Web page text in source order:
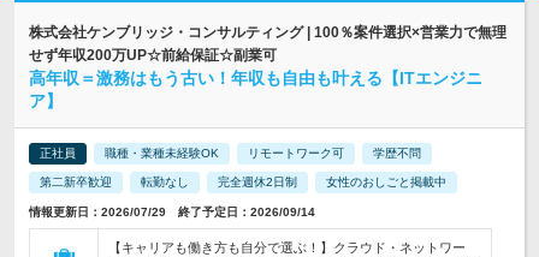
株式会社ケンブリッジ・コンサルティング | 100％案件選択×営業力で無理
せず年収200万UP☆前給保証☆副業可
高年収＝激務はもう古い！年収も自由も叶える【ITエンジニ
ア】
正社員 職種・業種未経験OK リモートワーク可 学歴不問
第二新卒歓迎 転勤なし 完全週休2日制 女性のおしごと掲載中
情報更新日：2026/07/29 終了予定日：2026/09/14
【キャリアも働き方も自分で選ぶ！】クラウド・ネットワー